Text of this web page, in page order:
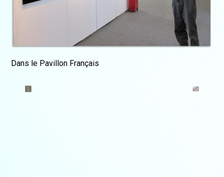
Dans le Pavillon Français